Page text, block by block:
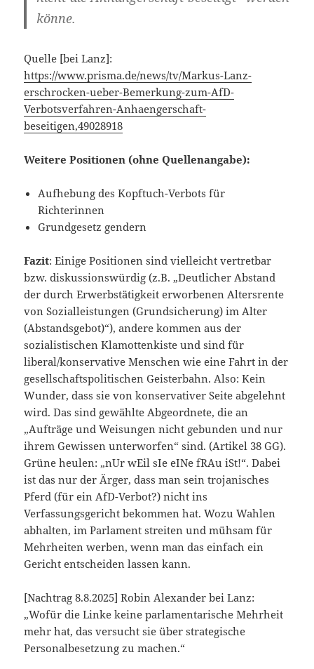
könne.
Quelle [bei Lanz]:
https://www.prisma.de/news/tv/Markus-Lanz-
erschrocken-ueber-Bemerkung-zum-AfD-
Verbotsverfahren-Anhaengerschaft-
beseitigen,49028918
Weitere Positionen (ohne Quellenangabe):
Aufhebung des Kopftuch-Verbots für
Richterinnen
Grundgesetz gendern
Fazit: Einige Positionen sind vielleicht vertretbar
bzw. diskussionswürdig (z.B. „Deutlicher Abstand
der durch Erwerbstätigkeit erworbenen Altersrente
von Sozialleistungen (Grundsicherung) im Alter
(Abstandsgebot)“), andere kommen aus der
sozialistischen Klamottenkiste und sind für
liberal/konservative Menschen wie eine Fahrt in der
gesellschaftspolitischen Geisterbahn. Also: Kein
Wunder, dass sie von konservativer Seite abgelehnt
wird. Das sind gewählte Abgeordnete, die an
„Aufträge und Weisungen nicht gebunden und nur
ihrem Gewissen unterworfen“ sind. (Artikel 38 GG).
Grüne heulen: „nUr wEil sIe eINe fRAu iSt!“. Dabei
ist das nur der Ärger, dass man sein trojanisches
Pferd (für ein AfD-Verbot?) nicht ins
Verfassungsgericht bekommen hat. Wozu Wahlen
abhalten, im Parlament streiten und mühsam für
Mehrheiten werben, wenn man das einfach ein
Gericht entscheiden lassen kann.
[Nachtrag 8.8.2025] Robin Alexander bei Lanz:
„Wofür die Linke keine parlamentarische Mehrheit
mehr hat, das versucht sie über strategische
Personalbesetzung zu machen.“